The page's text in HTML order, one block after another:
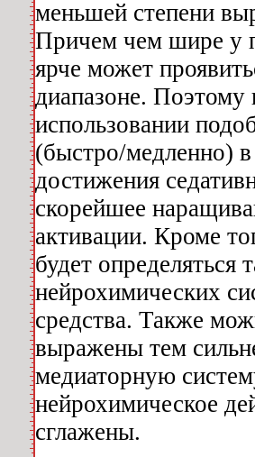
меньшей степени
Причем чем шире у
ярче может
диапазоне. Поэтому
использовании
(быстро/медленно) в
достижения
скорейшее
активации. Кроме
будет определяться
нейрохимических
средства. Также
выражены тем
медиаторную
нейрохимическое
сглажены.